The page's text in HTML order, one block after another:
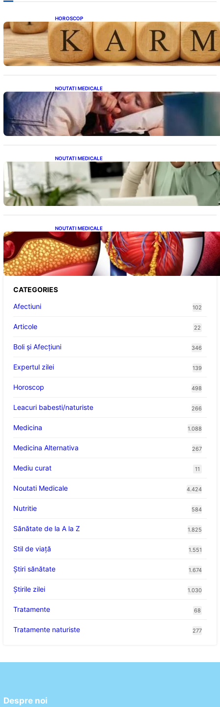
HOROSCOP
Eclipsa și Karma: Impactul Emoțional Asupra
Zodiilor Leu și Vărsător
NOUTATI MEDICALE
Tusea seacă nocturnă: Semnale importante
despre sănătatea inimii tale
NOUTATI MEDICALE
Sprijin financiar pentru pensionari: Ce
înseamnă ajutoarele de până la 500 de lei în
2026
NOUTATI MEDICALE
Descoperirea revoluționară: Afereza
terapeutică, un posibil aliat în eliminarea
microplasticelor din sânge
CATEGORIES
Afectiuni
102
Articole 22
Boli și Afecțiuni 346
Expertul zilei 139
Horoscop 498
Leacuri babesti/naturiste 266
Medicina 1.088
Medicina Alternativa 267
Mediu curat 11
Noutati Medicale 4.424
Nutritie 584
Sănătate de la A la Z 1.825
Stil de viaţă 1.551
Ştiri sănătate 1.674
Știrile zilei 1.030
Tratamente 68
Tratamente naturiste 277
Despre noi